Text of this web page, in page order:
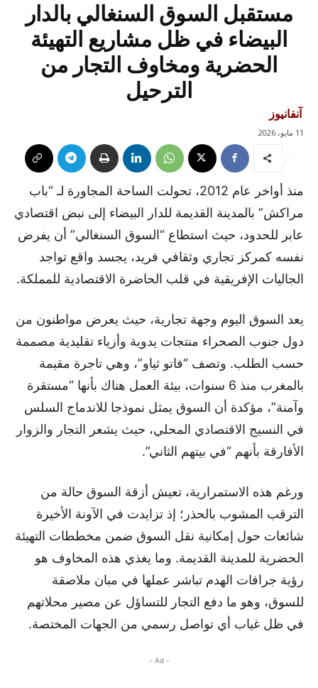
مستقبل السوق السنغالي بالدار
البيضاء في ظل مشاريع التهيئة
الحضرية ومخاوف التجار من
الترحيل
آنفانيوز
11 مايو، 2026
منذ أواخر عام 2012، تحولت الساحة المجاورة لـ “باب
مراكش” بالمدينة القديمة للدار البيضاء إلى نبض اقتصادي
عابر للحدود، حيث استطاع “السوق السنغالي” أن يفرض
نفسه كمركز تجاري وثقافي فريد، يجسد واقع تواجد
الجاليات الإفريقية في قلب الحاضرة الاقتصادية للمملكة.
يعد السوق اليوم وجهة تجارية، حيث يعرض مواطنون من
دول جنوب الصحراء منتجات يدوية وأزياء تقليدية مصممة
حسب الطلب. وتصف “فاتو ثياو”، وهي تاجرة مقيمة
بالمغرب منذ 6 سنوات، بيئة العمل هناك بأنها “مستقرة
وآمنة”، مؤكدة أن السوق يمثل نموذجا للاندماج السلس
في النسيج الاقتصادي المحلي، حيث يشعر التجار والزوار
الأفارقة بأنهم “في بيتهم الثاني”.
ورغم هذه الاستمرارية، تعيش أزقة السوق حالة من
الترقب المشوب بالحذر؛ إذ تزايدت في الآونة الأخيرة
شائعات حول إمكانية نقل السوق ضمن مخططات التهيئة
الحضرية للمدينة القديمة. وما يغذي هذه المخاوف هو
رؤية جرافات الهدم تباشر عملها في مبان ملاصقة
للسوق، وهو ما دفع التجار للتساؤل عن مصير محلاتهم
في ظل غياب أي تواصل رسمي من الجهات المختصة.
- Ad -